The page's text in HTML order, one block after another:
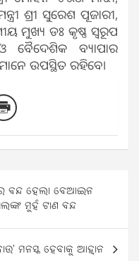
ଶ୍ରୀ ସୁରେଶ ପୂଜାରୀ,
ମୁଖ୍ୟ ଡଃ କୃଷ୍ଣ ସ୍ୱରୂପ
ବୈଦେଶିକ ବ୍ୟାପାର
ଉପସ୍ଥିତ ରହିବେ।
ବନ୍ଦ ହେଲା ବେଆଇନ
ମୁହଁ ଟାଣ ବନ୍ଦ
ମନସ୍କ ହେବାକୁ ଆହ୍ୱାନ